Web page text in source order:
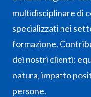
multidisciplinare di
specializzati nei
formazione.
dei nostri clienti:
natura, impatto
persone.